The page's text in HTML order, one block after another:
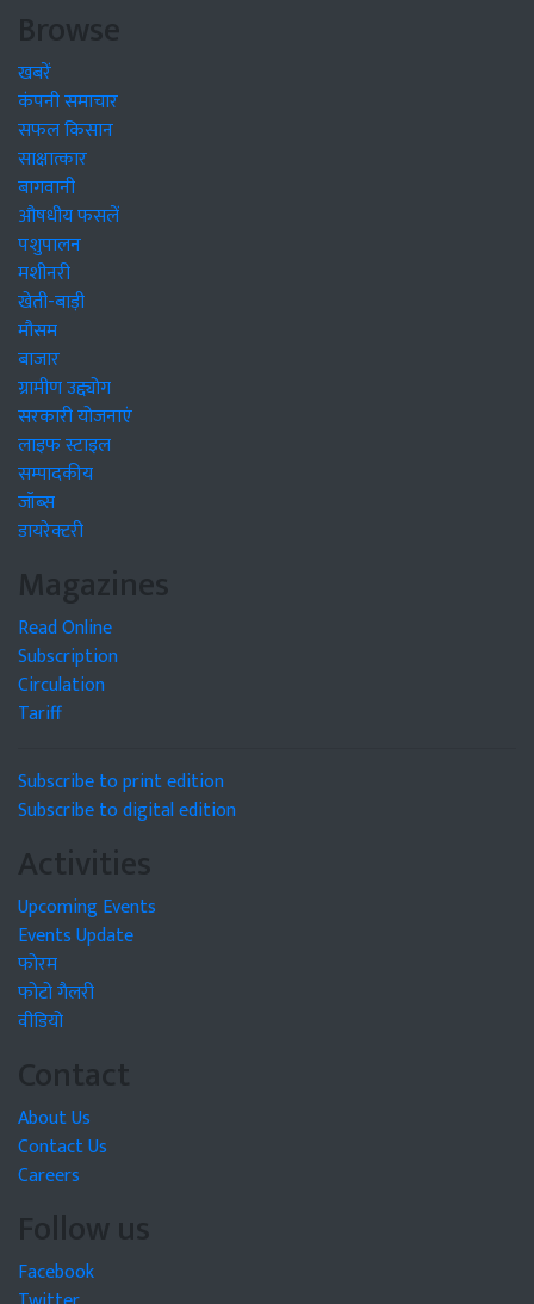
Browse
खबरें
कंपनी समाचार
सफल किसान
साक्षात्कार
बागवानी
औषधीय फसलें
पशुपालन
मशीनरी
खेती-बाड़ी
मौसम
बाजार
ग्रामीण उद्द्योग
सरकारी योजनाएं
लाइफ स्टाइल
सम्पादकीय
जॉब्स
डायरेक्टरी
Magazines
Read Online
Subscription
Circulation
Tariff
Subscribe to print edition
Subscribe to digital edition
Activities
Upcoming Events
Events Update
फोरम
फोटो गैलरी
वीडियो
Contact
About Us
Contact Us
Careers
Follow us
Facebook